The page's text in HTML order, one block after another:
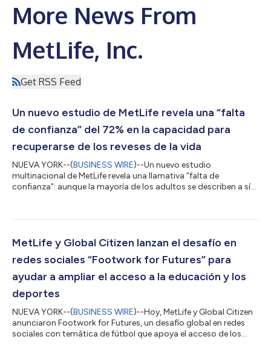
More News From
MetLife, Inc.
Get RSS Feed
Un nuevo estudio de MetLife revela una “falta
de confianza” del 72% en la capacidad para
recuperarse de los reveses de la vida
NUEVA YORK--(BUSINESS WIRE)--Un nuevo estudio
multinacional de MetLife revela una llamativa “falta de
confianza”: aunque la mayoría de los adultos se describen a sí
con el título “Confident Pathways Report”, realizado en Estados
comprender mejor cómo se construye y se mantiene la
confianza a lo largo de la vida. Los hallazg...
MetLife y Global Citizen lanzan el desafío en
redes sociales “Footwork for Futures” para
ayudar a ampliar el acceso a la educación y los
deportes
NUEVA YORK--(BUSINESS WIRE)--Hoy, MetLife y Global Citizen
anunciaron Footwork for Futures, un desafío global en redes
sociales con temática de fútbol que apoya el acceso de los